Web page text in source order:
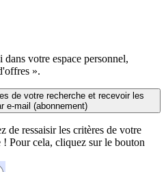
votre espace personnel,
».
de votre recherche et recevoir les
e-mail (abonnement)
de ressaisir les critères de votre
! Pour cela, cliquez sur le bouton